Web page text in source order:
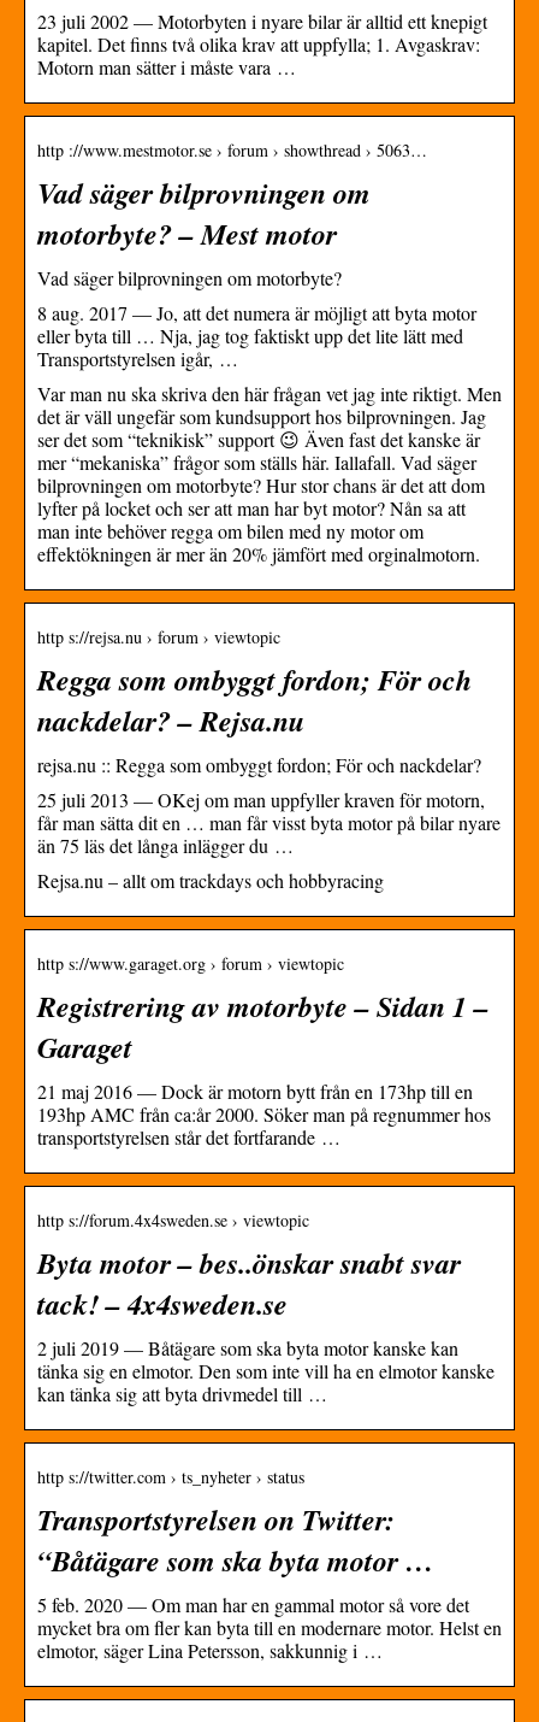
23 juli 2002 — Motorbyten i nyare bilar är alltid ett knepigt
kapitel. Det finns två olika krav att uppfylla; 1. Avgaskrav:
Motorn man sätter i måste vara …
http ://www.mestmotor.se › forum › showthread › 5063…
Vad säger bilprovningen om
motorbyte? – Mest motor
Vad säger bilprovningen om motorbyte?
8 aug. 2017 — Jo, att det numera är möjligt att byta motor
eller byta till … Nja, jag tog faktiskt upp det lite lätt med
Transportstyrelsen igår, …
Var man nu ska skriva den här frågan vet jag inte riktigt. Men
det är väll ungefär som kundsupport hos bilprovningen. Jag
ser det som “teknikisk” support 😉 Även fast det kanske är
mer “mekaniska” frågor som ställs här. Iallafall. Vad säger
bilprovningen om motorbyte? Hur stor chans är det att dom
lyfter på locket och ser att man har byt motor? Nån sa att
man inte behöver regga om bilen med ny motor om
effektökningen är mer än 20% jämfört med orginalmotorn.
http s://rejsa.nu › forum › viewtopic
Regga som ombyggt fordon; För och
nackdelar? – Rejsa.nu
rejsa.nu :: Regga som ombyggt fordon; För och nackdelar?
25 juli 2013 — OKej om man uppfyller kraven för motorn,
får man sätta dit en … man får visst byta motor på bilar nyare
än 75 läs det långa inlägger du …
Rejsa.nu – allt om trackdays och hobbyracing
http s://www.garaget.org › forum › viewtopic
Registrering av motorbyte – Sidan 1 –
Garaget
21 maj 2016 — Dock är motorn bytt från en 173hp till en
193hp AMC från ca:år 2000. Söker man på regnummer hos
transportstyrelsen står det fortfarande …
http s://forum.4x4sweden.se › viewtopic
Byta motor – bes..önskar snabt svar
tack! – 4x4sweden.se
2 juli 2019 — Båtägare som ska byta motor kanske kan
tänka sig en elmotor. Den som inte vill ha en elmotor kanske
kan tänka sig att byta drivmedel till …
http s://twitter.com › ts_nyheter › status
Transportstyrelsen on Twitter:
“Båtägare som ska byta motor …
5 feb. 2020 — Om man har en gammal motor så vore det
mycket bra om fler kan byta till en modernare motor. Helst en
elmotor, säger Lina Petersson, sakkunnig i …